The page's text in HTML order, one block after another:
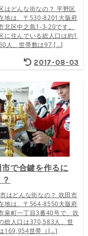
はどんな街なの？ 平野区
地は、〒530-8201大阪府
北区中之島1-3-20です。
に住んでいる総人口は約1
人、世帯数は97,[…]
2017-08-03
市で合鍵を作るに
はどんな街なの？ 吹田市
地は、〒564-8550大阪府
泉町一丁目3番40号で、吹
総人口は370,583人、世
169,954世帯（[…]